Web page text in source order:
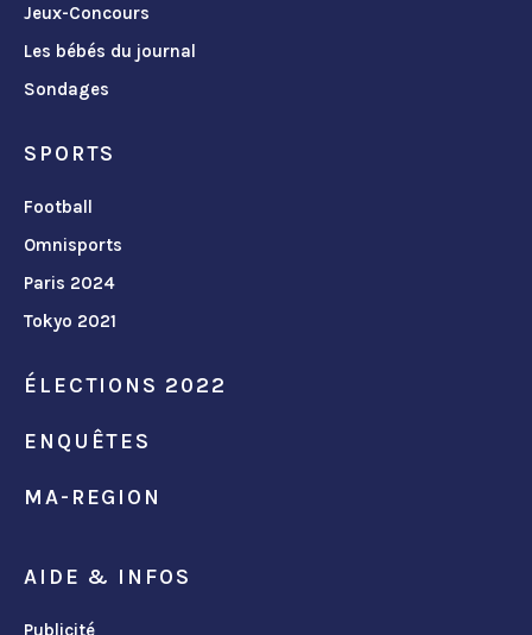
Jeux-Concours
Les bébés du journal
Sondages
SPORTS
Football
Omnisports
Paris 2024
Tokyo 2021
ÉLECTIONS 2022
ENQUÊTES
MA-REGION
AIDE & INFOS
Publicité